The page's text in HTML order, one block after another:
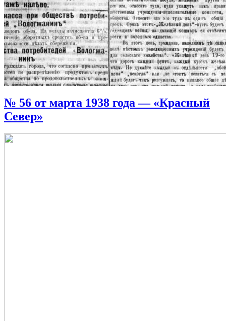
№ 56 от марта 1938 года — «Красный
Север»